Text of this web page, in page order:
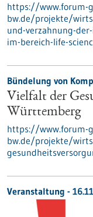
https://www.forum-
bw.de/projekte/
und-verzahnung-
im-bereich-life-
Bündelung von
Vielfalt der
Württemberg
https://www.forum-
bw.de/projekte/
Veranstaltung -